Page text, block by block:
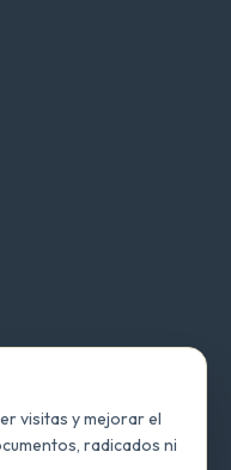
visitas y mejorar el
radicados ni